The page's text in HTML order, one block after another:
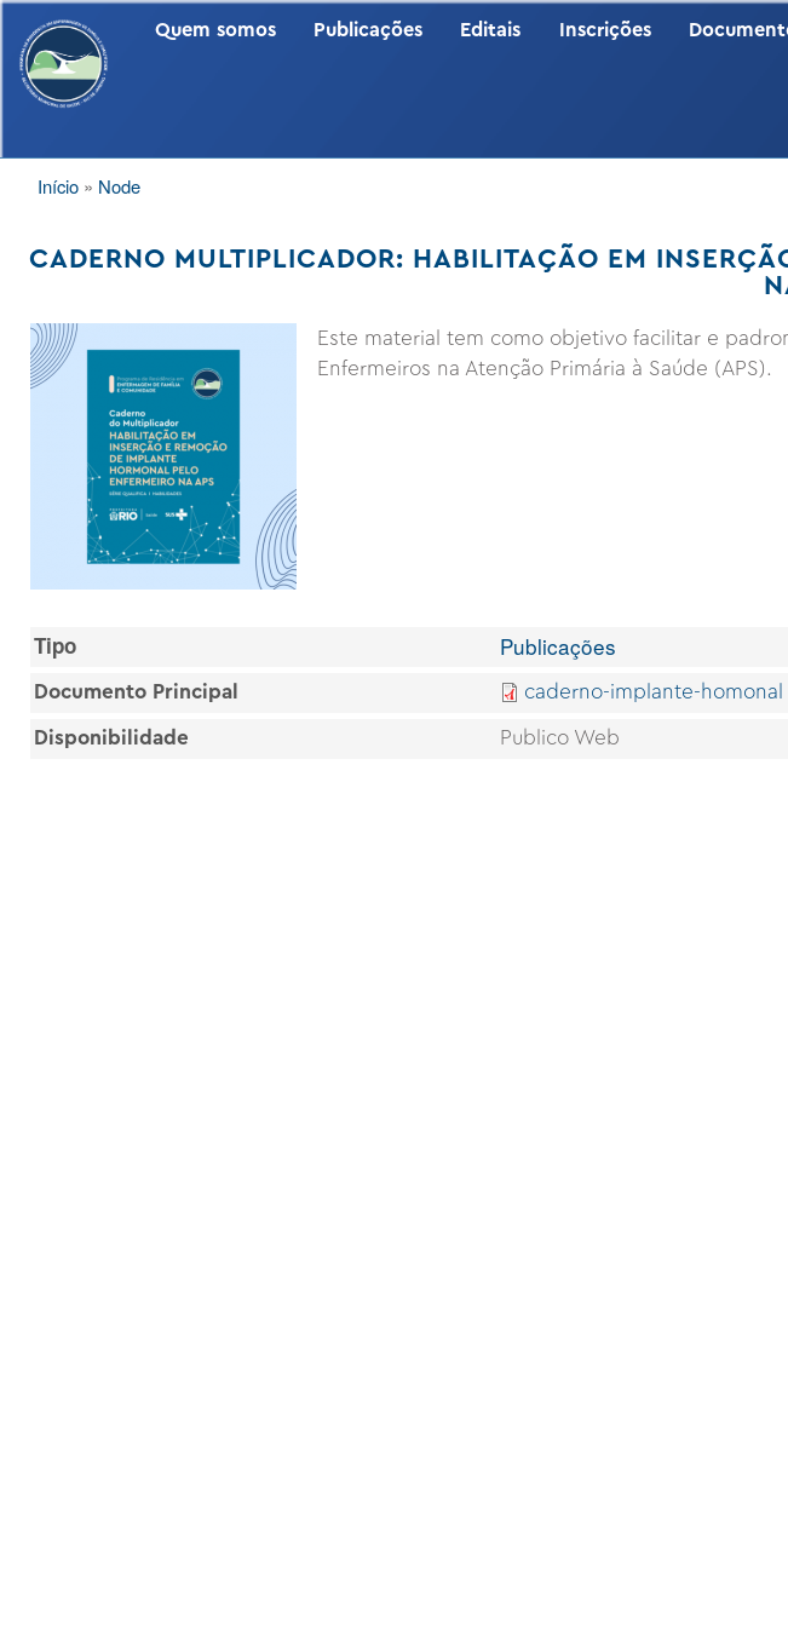
PUBLIC
Quem somos Publicações Editais Inscrições
TRILHA
NAVEGAÇÃO
Início Node
CADERNO MULTIPLICADOR: HABILITAÇÃO EM
Este material tem como objetivo facilitar e
Enfermeiros na Atenção Primária à Saúde (APS).
Tipo Publicações
Documento Principal caderno-implante-homonal
Disponibilidade Publico Web